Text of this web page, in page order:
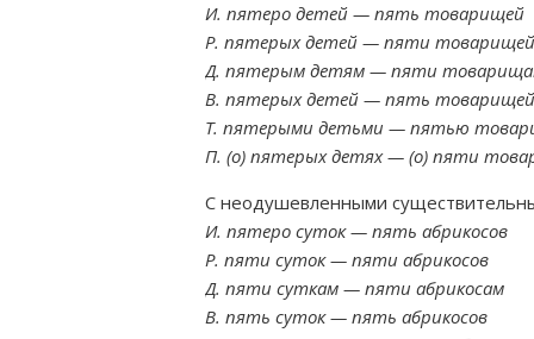
И. пятеро детей — пять товарищей
Р. пятерых детей — пяти товарищей
Д. пятерым детям — пяти
В. пятерых детей — пять товарищей
Т. пятерыми детьми — пятью
П. (о) пятерых детях — (о) пяти
С неодушевленными
И. пятеро суток — пять абрикосов
Р. пяти суток — пяти абрикосов
Д. пяти суткам — пяти абрикосам
В. пять суток — пять абрикосов